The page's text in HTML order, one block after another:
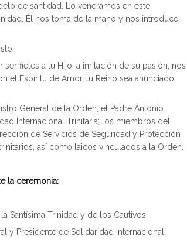
de santidad. Lo veneramos en este
Él nos toma de la mano y nos introduce
fieles a tu Hijo, a imitación de su pasión, nos
el Espíritu de Amor, tu Reino sea anunciado
General de la Orden; el Padre Antonio
Internacional Trinitaria; los miembros del
de Servicios de Seguridad y Protección
así como laicos vinculados a la Orden.
la ceremonia:
Santísima Trinidad y de los Cautivos;
y Presidente de Solidaridad Internacional